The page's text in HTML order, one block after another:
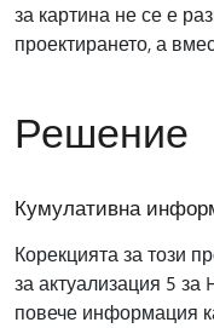
за картина не се е
проектирането, а
Решение
Кумулативна
Корекцията за този
за актуализация 5
повече информация